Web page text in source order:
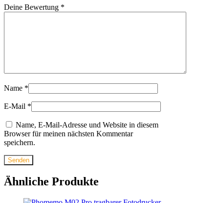
Deine Bewertung *
Name *
E-Mail *
Name, E-Mail-Adresse und Website in diesem
Browser für meinen nächsten Kommentar
speichern.
Ähnliche Produkte